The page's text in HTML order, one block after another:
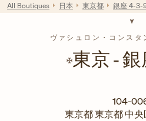
ヴァシュロン・コンスタ
東京 ‐
104-
東京都東京都中央
All Boutiques 日本 東京都 銀座 4-3-